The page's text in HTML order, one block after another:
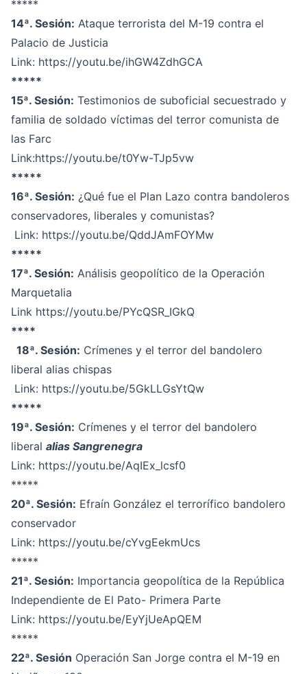
*****
14ª. Sesión: Ataque terrorista del M-19 contra el
Palacio de Justicia
Link: https://youtu.be/ihGW4ZdhGCA
*****
15ª. Sesión: Testimonios de suboficial secuestrado y
familia de soldado víctimas del terror comunista de
las Farc
Link:https://youtu.be/t0Yw-TJp5vw
*****
16ª. Sesión: ¿Qué fue el Plan Lazo contra bandoleros
conservadores, liberales y comunistas?
Link: https://youtu.be/QddJAmFOYMw
*****
17ª. Sesión: Análisis geopolítico de la Operación
Marquetalia
Link https://youtu.be/PYcQSR_IGkQ
****
18ª. Sesión: Crímenes y el terror del bandolero
liberal alias chispas
Link: https://youtu.be/5GkLLGsYtQw
*****
19ª. Sesión: Crímenes y el terror del bandolero
liberal alias Sangrenegra
Link: https://youtu.be/AqIEx_lcsf0
*****
20ª. Sesión: Efraín González el terrorífico bandolero
conservador
Link: https://youtu.be/cYvgEekmUcs
*****
21ª. Sesión: Importancia geopolítica de la República
Independiente de El Pato- Primera Parte
Link: https://youtu.be/EyYjUeApQEM
*****
22ª. Sesión Operación San Jorge contra el M-19 en